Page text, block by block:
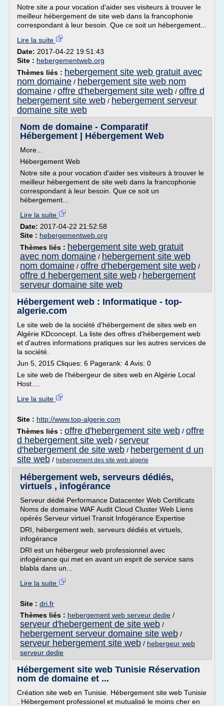
Notre site a pour vocation d'aider ses visiteurs à trouver le
meilleur hébergement de site web dans la francophonie
correspondant à leur besoin. Que ce soit un hébergement...
Lire la suite
Date: 2017-04-22 19:51:43
Site : hebergementweb.org
Thèmes liés : hebergement site web gratuit avec
nom domaine / hebergement site web nom
domaine / offre d'hebergement site web / offre d
hebergement site web / hebergement serveur
domaine site web
Nom de domaine - Comparatif
Hébergement | Hébergement Web
More...
Hébergement Web
Notre site a pour vocation d'aider ses visiteurs à trouver le
meilleur hébergement de site web dans la francophonie
correspondant à leur besoin. Que ce soit un
hébergement...
Lire la suite
Date: 2017-04-22 21:52:58
Site : hebergementweb.org
Thèmes liés : hebergement site web gratuit
avec nom domaine / hebergement site web
nom domaine / offre d'hebergement site web /
offre d hebergement site web / hebergement
serveur domaine site web
Hébergement web : Informatique - top-
algerie.com
Le site web de la société d'hébergement de sites web en
Algérie KDconcept. La liste des offres d'hébergement web
et d'autres informations pratiques sur les autres services de
la société.
Jun 5, 2015 Cliques: 6 Pagerank: 4 Avis: 0
Le site web de l'hébergeur de sites web en Algérie Local
Host....
Lire la suite
Site : http://www.top-algerie.com
Thèmes liés : offre d'hebergement site web / offre
d hebergement site web / serveur
d'hebergement de site web / hebergement d un
site web / hebergement des site web algerie
Hébergement web, serveurs dédiés,
virtuels , infogérance
Serveur dédié Performance Datacenter Web Certificats
Noms de domaine WAF Audit Cloud Cluster Web Liens
opérés Serveur virtuel Transit Infogérance Expertise
DRI, hébergement web, serveurs dédiés et virtuels,
infogérance
DRI est un hébergeur web professionnel avec
infogérance qui met en avant un esprit de service sans
blabla dans un...
Lire la suite
Site : dri.fr
Thèmes liés : hebergement web serveur dedie /
serveur d'hebergement de site web /
hebergement serveur domaine site web /
serveur hebergement site web / hebergeur web
serveur dedie
Hébergement site web Tunisie Réservation
nom de domaine et ...
Création site web en Tunisie. Hébergement site web Tunisie
. Hébergement professionel et mutualisé le moins cher en